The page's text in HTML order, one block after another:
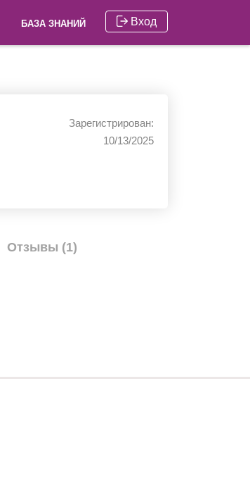
БАЗА ЗНАНИЙ Вход
Зарегистрирован:
10/13/2025
Отзывы (1)